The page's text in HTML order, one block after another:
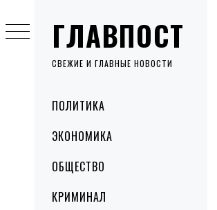
ГЛАВПОСТ
СВЕЖИЕ И ГЛАВНЫЕ НОВОСТИ
MenuПОЛИТИКА
ЭКОНОМИКА
ОБЩЕСТВО
КРИМИНАЛ
to
content